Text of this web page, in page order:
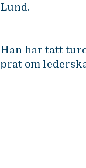
Lund.
Han har tatt
prat om